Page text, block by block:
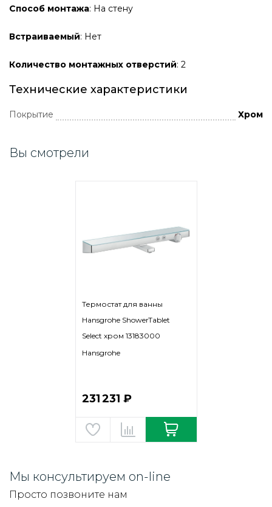
Способ монтажа: На стену
Встраиваемый: Нет
Количество монтажных отверстий: 2
Технические характеристики
Покрытие Хром
Вы смотрели
Термостат для ванны
Hansgrohe ShowerTablet
Select хром 13183000
Hansgrohe
231 231 ₽
Мы консультируем on-line
Просто позвоните нам